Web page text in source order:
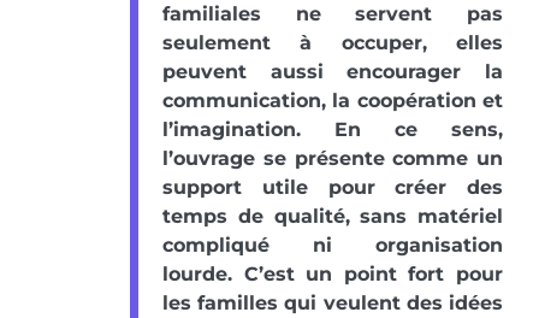
familiales ne servent pas
seulement à occuper, elles
peuvent aussi encourager la
communication, la coopération et
l’imagination. En ce sens,
l’ouvrage se présente comme un
support utile pour créer des
temps de qualité, sans matériel
compliqué ni organisation
lourde. C’est un point fort pour
les familles qui veulent des idées